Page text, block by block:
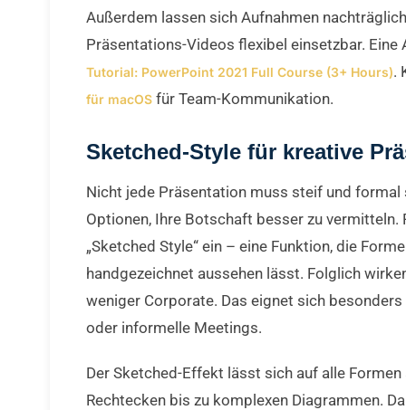
Außerdem lassen sich Aufnahmen
Präsentations-Videos flexibel einsetzbar. Eine
Tutorial: PowerPoint 2021 Full Course (3+ Hours).
für macOS für Team-Kommunikation.
Sketched-Style für kreative
Nicht jede Präsentation muss steif und formal
Optionen, Ihre Botschaft besser zu
„Sketched Style“ ein – eine Funktion, die
handgezeichnet aussehen lässt. Folglich
weniger Corporate. Das eignet sich
oder informelle Meetings.
Der Sketched-Effekt lässt sich auf alle
Rechtecken bis zu komplexen Diagrammen.